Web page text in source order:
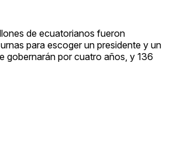
de ecuatorianos fueron
para escoger un presidente y un
gobernarán por cuatro años, y 136